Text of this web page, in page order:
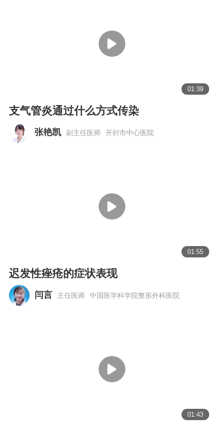
01:39
支气管炎通过什么方式传染
张艳凯 副主任医师 开封市中心医院
01:55
迟发性痤疮的症状表现
闫言 主任医师 中国医学科学院整形外科医院
01:43